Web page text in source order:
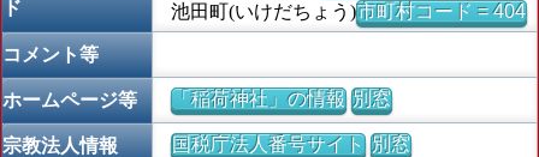
ド
池田町(いけだちょう)市町村コード = 404
コメント等
ホームページ等 「稲荷神社」の情報 別窓
宗教法人情報 国税庁法人番号サイト 別窓